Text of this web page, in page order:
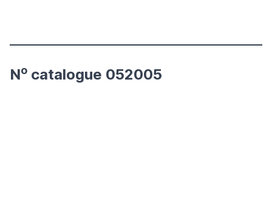
No catalogue 052005